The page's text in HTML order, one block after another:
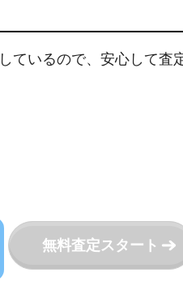
ているので、安心して査
無料査定スタート